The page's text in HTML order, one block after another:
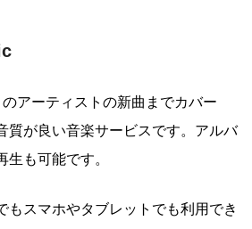
アーティストの新曲までカバー
質が良い音楽サービスです。アルバ
生も可能です。
もスマホやタブレットでも利用でき